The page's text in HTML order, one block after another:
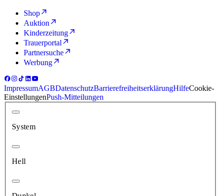
Shop
Auktion
Kinderzeitung
Trauerportal
Partnersuche
Werbung
ImpressumAGBDatenschutzBarrierefreiheitserklärungHilfeCookie-
EinstellungenPush-Mitteilungen
System
Hell